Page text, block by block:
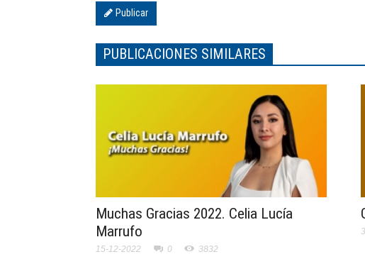
Publicar
PUBLICACIONES SIMILARES
Muchas Gracias 2022. Celia Lucía
Marrufo
15-12-2022 0 3832